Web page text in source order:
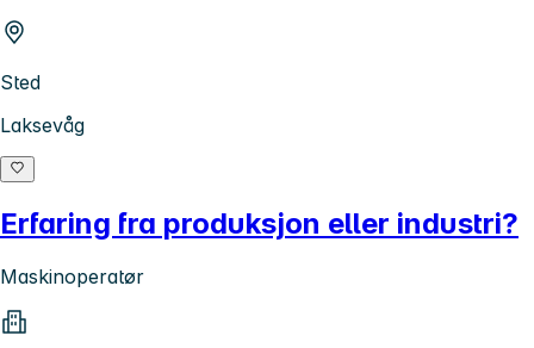
Sted
Laksevåg
Erfaring fra produksjon eller industri?
Maskinoperatør